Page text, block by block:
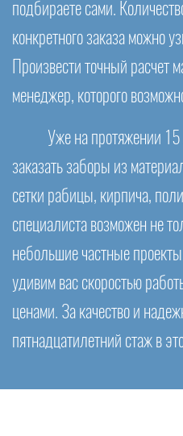
подбираете сами.
конкретного заказа можно
Произвести точный расчет
менеджер, которого
Уже на протяжении
заказать заборы из
сетки рабицы, кирпича,
специалиста возможен не
небольшие частные
удивим вас скоростью
ценами. За качество и
пятнадцатилетний стаж в